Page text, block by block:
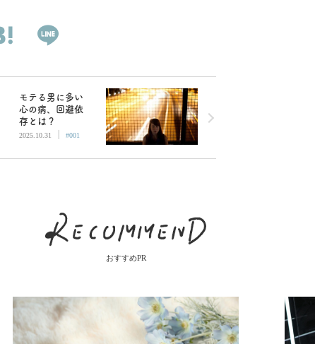
モテる男に多い
心の病、回避依
存とは？
2025.10.31 | #001
おすすめPR